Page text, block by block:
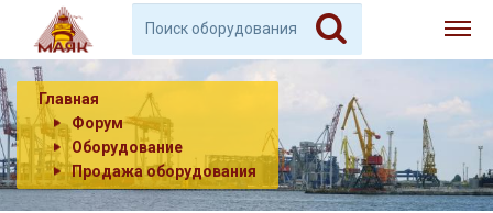
Главная
Форум
Оборудование
Продажа оборудования